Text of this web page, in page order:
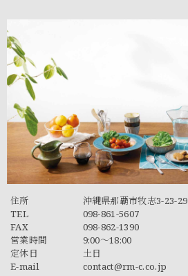
住所
沖縄県那覇市牧志3-23-29
TEL
098-861-5607
FAX
098-862-1390
営業時間
9:00～18:00
定休日
土日
E-mail
contact@rm-c.co.jp